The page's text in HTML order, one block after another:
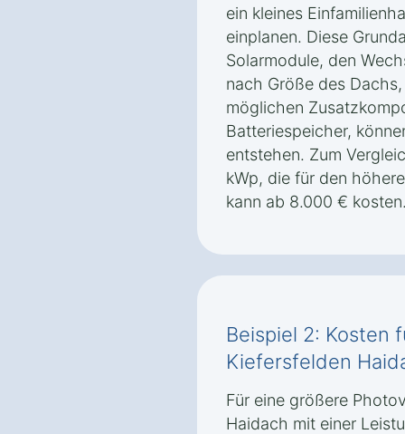
ein kleines
einplanen. Diese
Solarmodule, den
nach Größe des
möglichen
Batteriespeicher,
entstehen. Zum
kWp, die für den
kann ab 8.000 €
Beispiel 2: Kosten
Kiefersfelden
Für eine größere
Haidach mit einer